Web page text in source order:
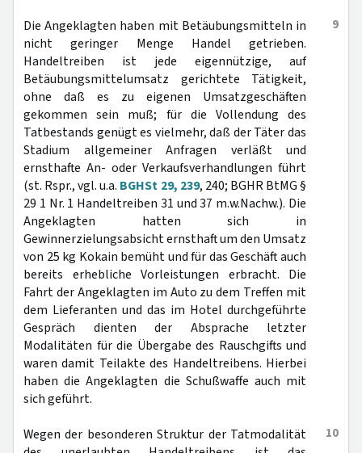
9
Die Angeklagten haben mit Betäubungsmitteln in
nicht geringer Menge Handel getrieben.
Handeltreiben ist jede eigennützige, auf
Betäubungsmittelumsatz gerichtete Tätigkeit,
ohne daß es zu eigenen Umsatzgeschäften
gekommen sein muß; für die Vollendung des
Tatbestands genügt es vielmehr, daß der Täter das
Stadium allgemeiner Anfragen verläßt und
ernsthafte An- oder Verkaufsverhandlungen führt
(st. Rspr., vgl. u.a. BGHSt 29, 239, 240; BGHR BtMG §
29 1 Nr. 1 Handeltreiben 31 und 37 m.w.Nachw.). Die
Angeklagten hatten sich in
Gewinnerzielungsabsicht ernsthaft um den Umsatz
von 25 kg Kokain bemüht und für das Geschäft auch
bereits erhebliche Vorleistungen erbracht. Die
Fahrt der Angeklagten im Auto zu dem Treffen mit
dem Lieferanten und das im Hotel durchgeführte
Gespräch dienten der Absprache letzter
Modalitäten für die Übergabe des Rauschgifts und
waren damit Teilakte des Handeltreibens. Hierbei
haben die Angeklagten die Schußwaffe auch mit
sich geführt.
10
Wegen der besonderen Struktur der Tatmodalität